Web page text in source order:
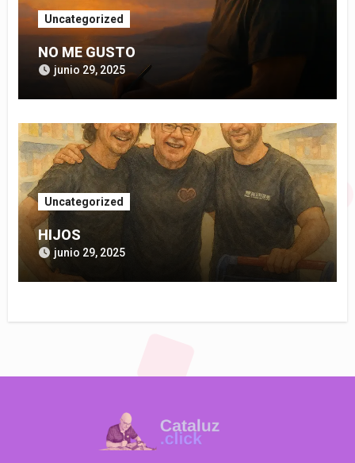
Uncategorized
NO ME GUSTO
junio 29, 2025
Uncategorized
HIJOS
junio 29, 2025